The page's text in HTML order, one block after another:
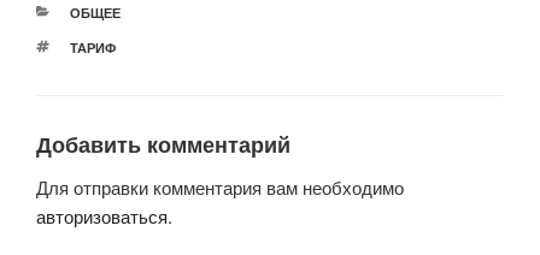
РУБРИКИ
ОБЩЕЕ
МЕТКИ
ТАРИФ
Добавить комментарий
Для отправки комментария вам необходимо
авторизоваться.